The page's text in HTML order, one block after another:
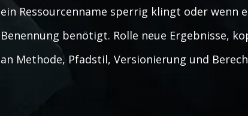
ein Ressourcenname sperrig klingt oder wenn
Benennung benötigt. Rolle neue Ergebnisse,
an Methode, Pfadstil, Versionierung und